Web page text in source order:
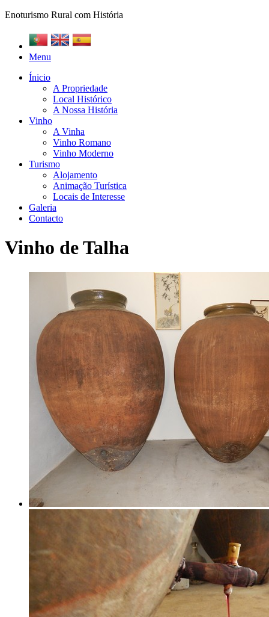
Enoturismo Rural com História
Menu
Ínicio
A Propriedade
Local Histórico
A Nossa História
Vinho
A Vinha
Vinho Romano
Vinho Moderno
Turismo
Alojamento
Animação Turística
Locais de Interesse
Galeria
Contacto
Vinho de Talha